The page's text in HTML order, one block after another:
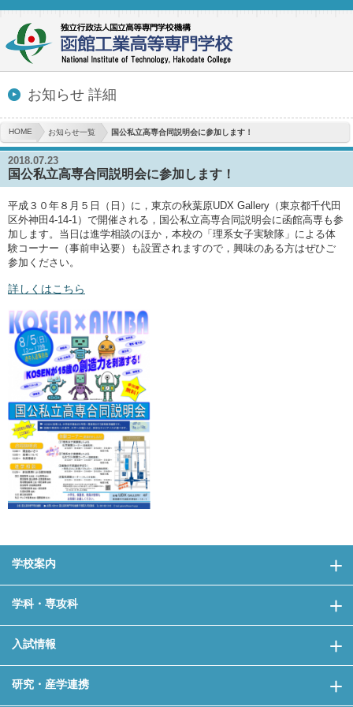
お知らせ 詳細
HOME お知らせ一覧 国公私立高専合同説明会に参加します！
2018.07.23
国公私立高専合同説明会に参加します！
平成３０年８月５日（日）に，東京の秋葉原UDX Gallery（東京都千代田
区外神田4-14-1）で開催される，国公私立高専合同説明会に函館高専も参
加します。当日は進学相談のほか，本校の「理系女子実験隊」による体
験コーナー（事前申込要）も設置されますので，興味のある方はぜひご
参加ください。
詳しくはこちら
学校案内
学科・専攻科
入試情報
研究・産学連携